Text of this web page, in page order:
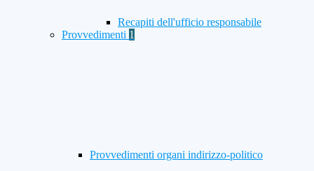
Recapiti dell'ufficio responsabile
Provvedimenti 1
Provvedimenti organi indirizzo-politico